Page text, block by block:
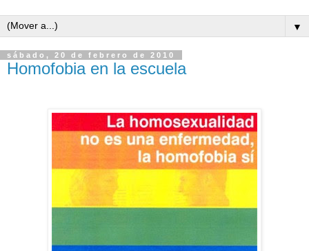
▼
sábado, 20 de febrero de 2010
Homofobia en la escuela